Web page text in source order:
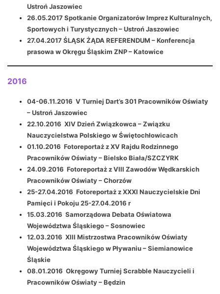
Ustroń Jaszowiec
26.05.2017 Spotkanie Organizatorów Imprez Kulturalnych,
Sportowych i Turystycznych – Ustroń Jaszowiec
27.04.2017 ŚLĄSK ŻĄDA REFERENDUM – Konferencja
prasowa w Okręgu Śląskim ZNP – Katowice
2016
04-06.11.2016 V Turniej Dart’s 301 Pracowników Oświaty
– Ustroń Jaszowiec
22.10.2016 XIV Dzień Związkowca – Związku
Nauczycielstwa Polskiego w Świętochłowicach
01.10.2016 Fotoreportaż z XV Rajdu Rodzinnego
Pracowników Oświaty – Bielsko Biała/SZCZYRK
24.09.2016 Fotoreportaż z VIII Zawodów Wędkarskich
Pracowników Oświaty – Chorzów
25-27.04.2016 Fotoreportaż z XXXI Nauczycielskie Dni
Pamięci i Pokoju 25-27.04.2016 r
15.03.2016 Samorządowa Debata Oświatowa
Województwa Śląskiego – Sosnowiec
12.03.2016 XIII Mistrzostwa Pracowników Oświaty
Województwa Śląskiego w Pływaniu – Siemianowice
Śląskie
08.01.2016 Okręgowy Turniej Scrabble Nauczycieli i
Pracowników Oświaty – Będzin